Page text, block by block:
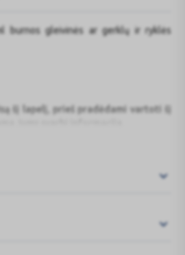
burnos gleivinės ar gerklų ir ryklės
šį lapelį, prieš pradėdami vartoti šį
vaistininkas.
daugiau arba pasitarti, kreipkitės į